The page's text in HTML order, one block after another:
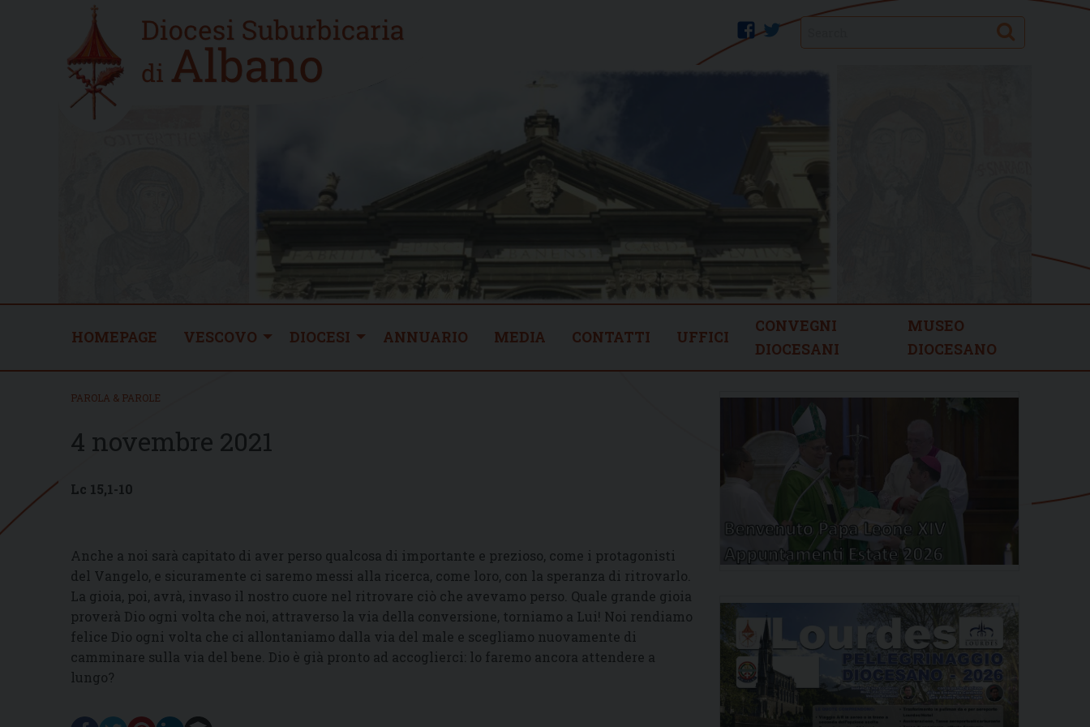
Home
new
twitter
facebook Search
HOMEPAGE VESCOVO DIOCESI ANNUARIO MEDIA CONTATTI UFFICI
CONVEGNI
DIOCESANI
MUSEO
DIOCESANO
PAROLA & PAROLE
4 novembre 2021
Lc 15,1-10
Anche a noi sarà capitato di aver perso qualcosa di importante e prezioso, come i protagonisti
del Vangelo, e sicuramente ci saremo messi alla ricerca, come loro, con la speranza di ritrovarlo.
La gioia, poi, avrà, invaso il nostro cuore nel ritrovare ciò che avevamo perso. Quale grande gioia
proverà Dio ogni volta che noi, attraverso la via della conversione, torniamo a Lui! Noi rendiamo
felice Dio ogni volta che ci allontaniamo dalla via del male e scegliamo nuovamente di
camminare sulla via del bene. Dio è già pronto ad accoglierci: lo faremo ancora attendere a
lungo?